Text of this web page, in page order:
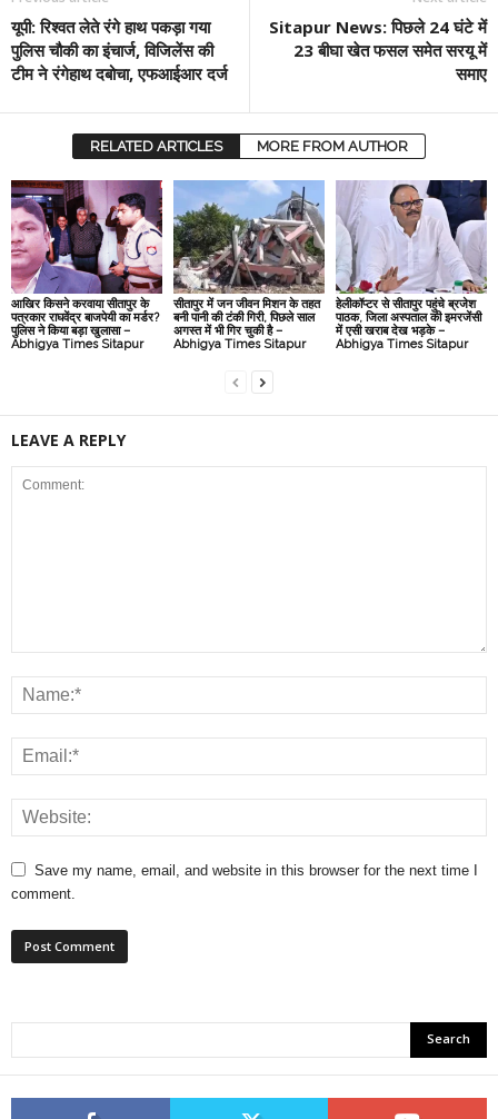
यूपी: रिश्वत लेते रंगे हाथ पकड़ा गया
पुलिस चौकी का इंचार्ज, विजिलेंस की
टीम ने रंगेहाथ दबोचा, एफआईआर दर्ज
Sitapur News: पिछले 24 घंटे में
23 बीघा खेत फसल समेत सरयू में
समाए
RELATED ARTICLES MORE FROM AUTHOR
आखिर किसने करवाया सीतापुर के
पत्रकार राघवेंद्र बाजपेयी का मर्डर?
पुलिस ने किया बड़ा खुलासा –
Abhigya Times Sitapur
सीतापुर में जन जीवन मिशन के तहत
बनी पानी की टंकी गिरी, पिछले साल
अगस्त में भी गिर चुकी है –
Abhigya Times Sitapur
हेलीकॉप्टर से सीतापुर पहुंचे ब्रजेश
पाठक, जिला अस्पताल की इमरजेंसी
में एसी खराब देख भड़के –
Abhigya Times Sitapur
LEAVE A REPLY
Save my name, email, and website in this browser for the next time I
comment.